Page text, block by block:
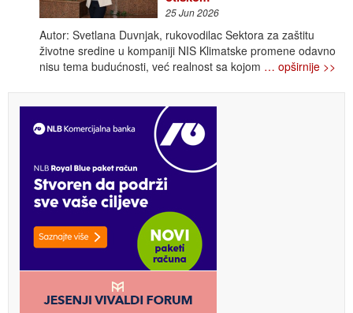
25 Jun 2026
Autor: Svetlana Duvnjak, rukovodilac Sektora za zaštitu
životne sredine u kompaniji NIS Klimatske promene odavno
nisu tema budućnosti, već realnost sa kojom … opširnije >>